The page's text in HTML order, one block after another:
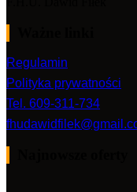
Regulamin
Polityka prywatności
Tel. 609-311-734